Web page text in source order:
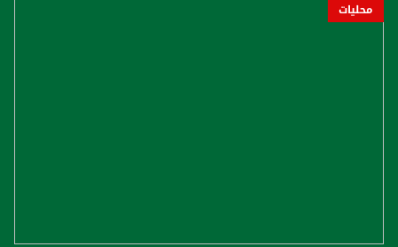
محليات